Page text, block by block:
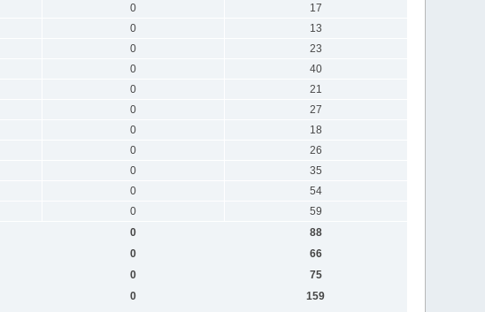
0
17
0
13
0
23
0
40
0
21
0
27
0
18
0
26
0
35
0
54
0
59
0
88
0
66
0
75
0
159